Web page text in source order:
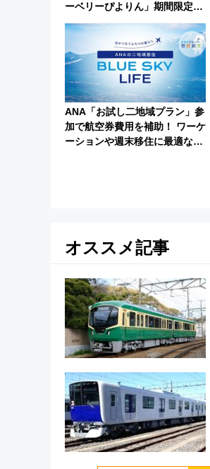
ーベリーぴよりん」期間限定販
売
ANA「お試し二地域プラン」参
加で航空券費用を補助！ ワーケ
ーションや週末移住に最適な自
オススメ記事